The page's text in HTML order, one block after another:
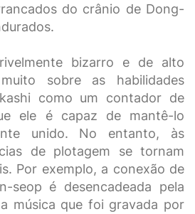
do crânio de Dong-
bizarro e de alto
sobre as habilidades
como um contador de
ele é capaz de mantê-lo
unido. No entanto, às
de plotagem se tornam
Por exemplo, a conexão de
seop é desencadeada pela
música que foi gravada por